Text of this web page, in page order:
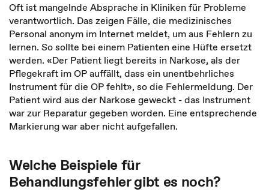
Oft ist mangelnde Absprache in Kliniken für Probleme
verantwortlich. Das zeigen Fälle, die medizinisches
Personal anonym im Internet meldet, um aus Fehlern zu
lernen. So sollte bei einem Patienten eine Hüfte ersetzt
werden. «Der Patient liegt bereits in Narkose, als der
Pflegekraft im OP auffällt, dass ein unentbehrliches
Instrument für die OP fehlt», so die Fehlermeldung. Der
Patient wird aus der Narkose geweckt - das Instrument
war zur Reparatur gegeben worden. Eine entsprechende
Markierung war aber nicht aufgefallen.
Welche Beispiele für
Behandlungsfehler gibt es noch?